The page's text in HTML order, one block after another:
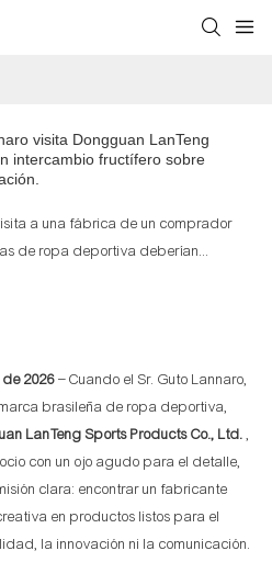
visita Dongguan LanTeng
intercambio fructífero sobre
a una fábrica de un comprador
de ropa deportiva deberían...
2026– Cuando el Sr. Guto Lannaro,
brasileña de ropa deportiva,
LanTeng Sports Products Co., Ltd.,
con un ojo agudo para el detalle,
clara: encontrar un fabricante
en productos listos para el
la innovación ni la comunicación.